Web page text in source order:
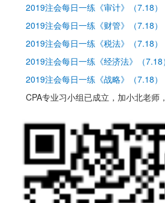
2019注会每日一练《审计》（7.18）
2019注会每日一练《财管》（7.18）
2019注会每日一练《税法》（7.18）
2019注会每日一练《经济法》（7.18）
2019注会每日一练《战略》（7.18）
CPA专业习小组已成立，加小北老师